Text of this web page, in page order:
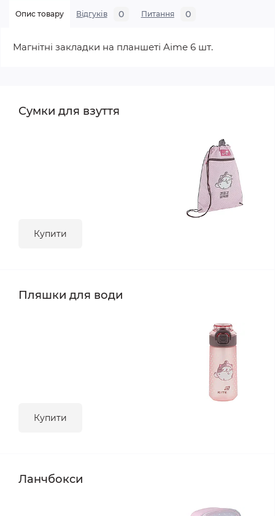
Опис товару Відгуків 0 Питання 0
Магнітні закладки на планшеті Aime 6 шт.
Сумки для взуття
Купити
Пляшки для води
Купити
Ланчбокси